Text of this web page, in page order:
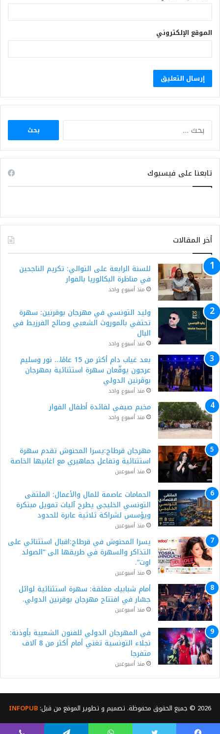
الموقع الإلكتروني
البحث
تابعنا على فيسبوك
أخر المقالات
للسنة الرابعة على التوالي: تكريم الناجحين
في مناظرة البكالوريا بالفوار
منذ أسبوع واحد
وليد التونسي في مهرجان بوقرنين: سهرة
تحتفي بالموروث الشعبي وصالح الفرزيط في
البال
منذ أسبوع واحد
بعد غياب دام أكثر من 15 عامًا… نور وسليم
عرجون يوقّعان سهرة استثنائية بمهرجان
بوڨرنين الدولي
منذ أسبوع واحد
مخيم صيفي لفائدة أطفال الفوار
منذ أسبوع واحد
مهرجان قرطاج:يسرا المحنوش تقدم سهرة
استثنائية وتفاعل جماهيري مع اغانيها الخاصة
منذ أسبوعين
الحمامات عاصمة للمال والأعمال: الملتقى
التونسي الخليجي يطرح آليات تمويل مبتكرة
ويؤسس لشراكة ثلاثية عابرة للحدود
منذ أسبوعين
يسرا المحنوش في قرطاج:اقبال استثنائي على
التذاكر والسهرة في طريقها الى “الصولد
اوت”.
منذ أسبوعين
أمام شبابيك مغلقة: سهرة استثنائية لوائل
جسّار في افتتاح مهرجان بوقرنين الدولي.
منذ أسبوعين
في المهرجان الدولي للفنون الشعبية بأوذنة:
نجلاء التونسية تغني أمام أكثر من 8 آلاف
متفرجا
منذ أسبوعين
2026 © جميع الحقوق محفوظة. تصميم و تطوير الموقع من قبل: INFOPUB